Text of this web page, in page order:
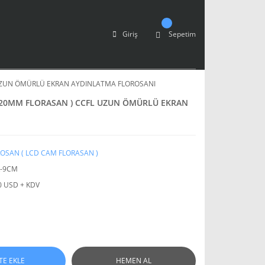
Giriş Sepetim
ÖMÜRLÜ EKRAN AYDINLATMA FLOROSANI
FLORASAN ) CCFL UZUN ÖMÜRLÜ EKRAN
( LCD CAM FLORASAN )
9CM
USD + KDV
EKLE HEMEN AL